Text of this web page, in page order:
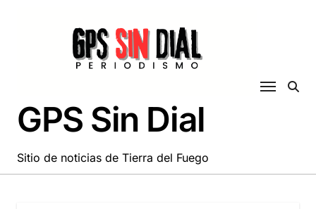
GPS Sin Dial
Sitio de noticias de Tierra del Fuego